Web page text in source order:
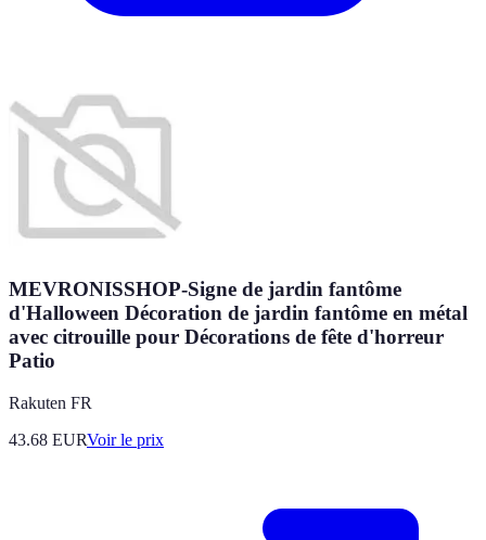
MEVRONISSHOP-Signe de jardin fantôme
d'Halloween Décoration de jardin fantôme en métal
avec citrouille pour Décorations de fête d'horreur
Patio
Rakuten FR
43.68 EURVoir le prix